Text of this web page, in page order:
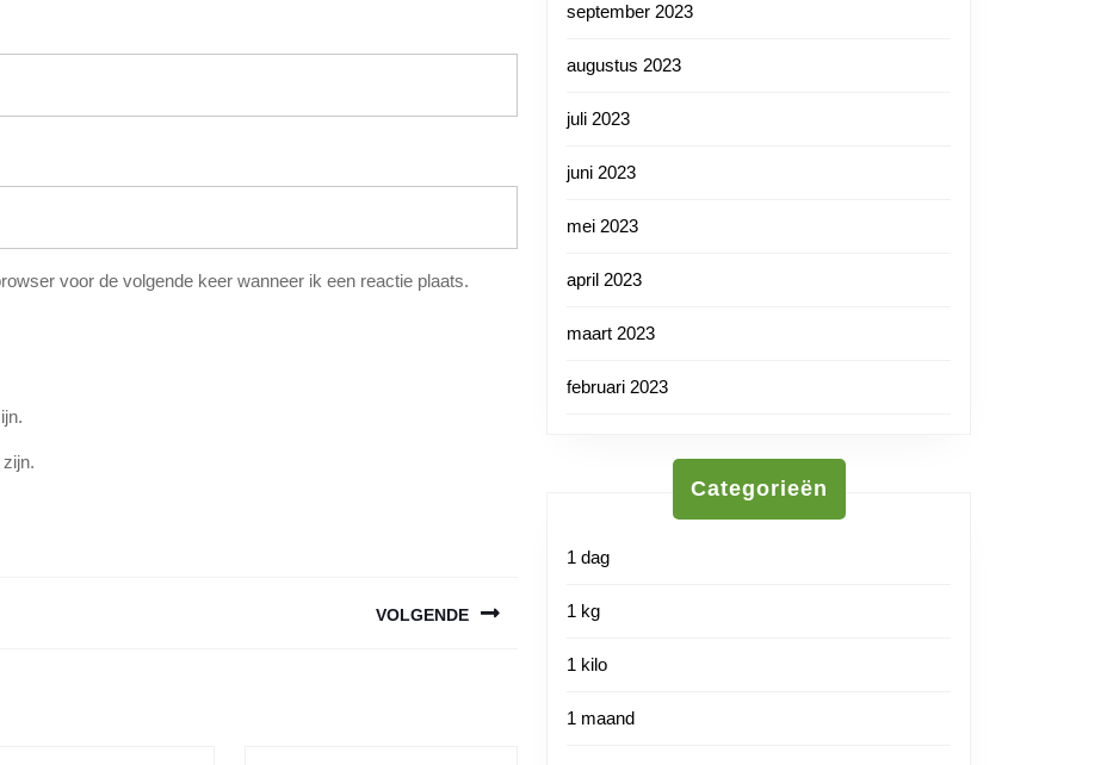
voor de volgende keer wanneer ik een reactie plaats.
VOLGENDE
september 2023
augustus 2023
juli 2023
juni 2023
mei 2023
april 2023
maart 2023
februari 2023
Categorieën
1 dag
1 kg
1 kilo
1 maand